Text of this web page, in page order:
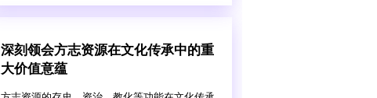
深刻领会方志资源在文化传承中的重
大价值意蕴